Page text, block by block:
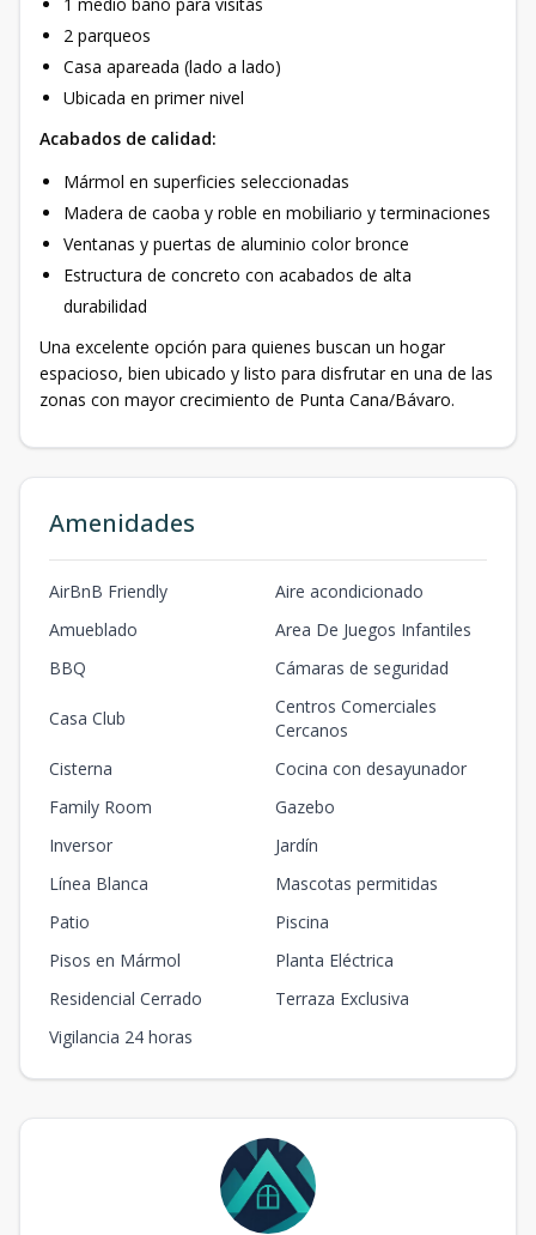
2 parqueos
Casa apareada (lado a lado)
Ubicada en primer nivel
Acabados de calidad:
Mármol en superficies seleccionadas
Madera de caoba y roble en mobiliario y terminaciones
Ventanas y puertas de aluminio color bronce
Estructura de concreto con acabados de alta
durabilidad
Una excelente opción para quienes buscan un hogar
espacioso, bien ubicado y listo para disfrutar en una de las
zonas con mayor crecimiento de Punta Cana/Bávaro.
Amenidades
AirBnB Friendly
Aire acondicionado
Amueblado
Area De Juegos Infantiles
BBQ
Cámaras de seguridad
Casa Club
Centros Comerciales
Cercanos
Cisterna
Cocina con desayunador
Family Room
Gazebo
Inversor
Jardín
Línea Blanca
Mascotas permitidas
Patio
Piscina
Pisos en Mármol
Planta Eléctrica
Residencial Cerrado
Terraza Exclusiva
Vigilancia 24 horas